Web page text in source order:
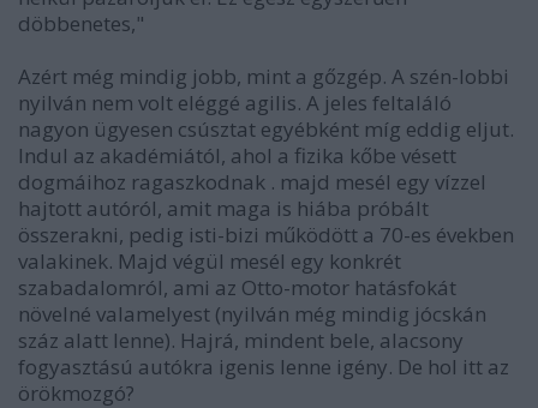
döbbenetes,"
Azért még mindig jobb, mint a gőzgép. A szén-lobbi
nyilván nem volt eléggé agilis. A jeles feltaláló
nagyon ügyesen csúsztat egyébként míg eddig eljut.
Indul az akadémiától, ahol a fizika kőbe vésett
dogmáihoz ragaszkodnak . majd mesél egy vízzel
hajtott autóról, amit maga is hiába próbált
összerakni, pedig isti-bizi működött a 70-es években
valakinek. Majd végül mesél egy konkrét
szabadalomról, ami az Otto-motor hatásfokát
növelné valamelyest (nyilván még mindig jócskán
száz alatt lenne). Hajrá, mindent bele, alacsony
fogyasztású autókra igenis lenne igény. De hol itt az
örökmozgó?